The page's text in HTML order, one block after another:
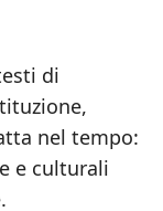
di
nel tempo:
e culturali